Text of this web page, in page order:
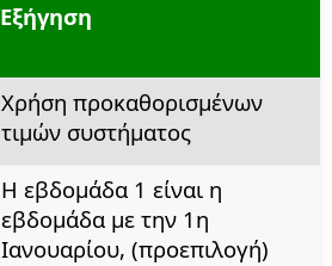
Εξήγηση
Χρήση προκαθορισμένων
τιμών συστήματος
Η εβδομάδα 1 είναι η
εβδομάδα με την 1η
Ιανουαρίου, (προεπιλογή)